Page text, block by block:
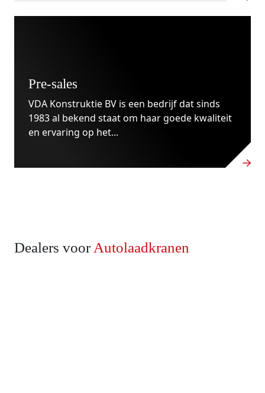
Pre-sales
VDA Konstruktie BV is een bedrijf dat sinds
1983 al bekend staat om haar goede kwaliteit
en ervaring op het...
Dealers voor Autolaadkranen